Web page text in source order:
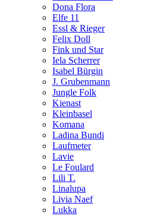
Dona Flora
Elfe 11
Essl & Rieger
Felix Doll
Fink und Star
Iela Scherrer
Isabel Bürgin
J. Grubenmann
Jungle Folk
Kienast
Kleinbasel
Komana
Ladina Bundi
Laufmeter
Lavie
Le Foulard
Lili T.
Linalupa
Livia Naef
Lukka